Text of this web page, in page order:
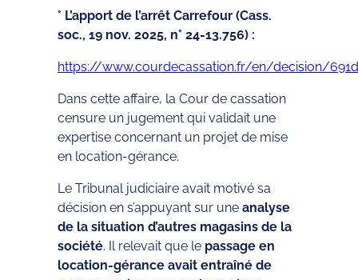
° L’apport de l’arrêt Carrefour (Cass.
soc., 19 nov. 2025, n° 24-13.756) :
https://www.courdecassation.fr/en/decision/
Dans cette affaire, la Cour de cassation
censure un jugement qui validait une
expertise concernant un projet de mise
en location-gérance.
Le Tribunal judiciaire avait motivé sa
décision en s’appuyant sur une analyse
de la situation d’autres magasins de la
société. Il relevait que le passage en
location-gérance avait entraîné de